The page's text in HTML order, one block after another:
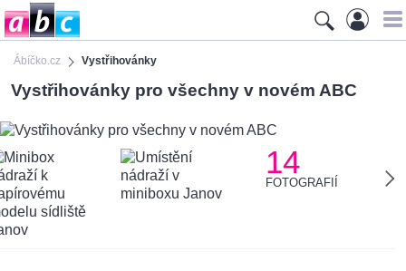
Ábíčko.cz Vystřihovánky
Vystřihovánky pro všechny v novém ABC
14
FOTOGRAFIÍ